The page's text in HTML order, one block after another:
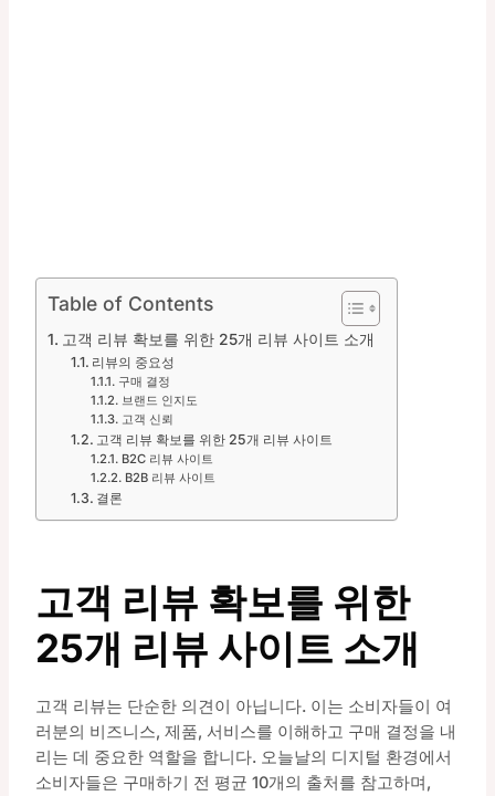
Table of Contents
고객 리뷰 확보를 위한 25개 리뷰 사이트 소개
리뷰의 중요성
구매 결정
브랜드 인지도
고객 신뢰
고객 리뷰 확보를 위한 25개 리뷰 사이트
B2C 리뷰 사이트
B2B 리뷰 사이트
결론
고객 리뷰 확보를 위한
25개 리뷰 사이트 소개
고객 리뷰는 단순한 의견이 아닙니다. 이는 소비자들이 여
러분의 비즈니스, 제품, 서비스를 이해하고 구매 결정을 내
리는 데 중요한 역할을 합니다. 오늘날의 디지털 환경에서
소비자들은 구매하기 전 평균 10개의 출처를 참고하며,